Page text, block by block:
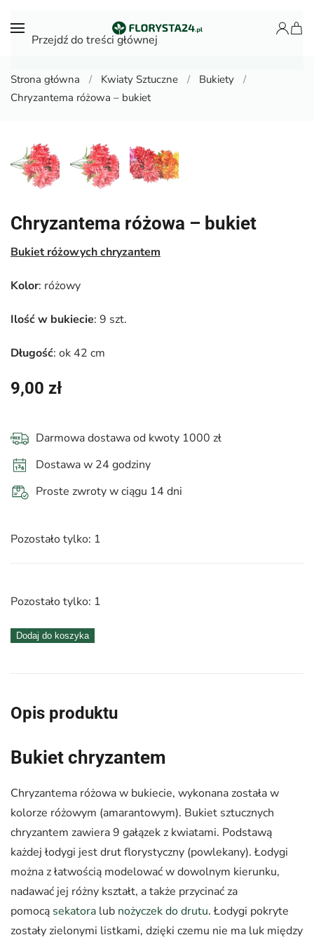
Przejdź do treści głównej
Strona główna Kwiaty Sztuczne
Bukiety
Chryzantema różowa – bukiet
Chryzantema różowa – bukiet
Bukiet różowych chryzantem
Kolor: różowy
Ilość w bukiecie: 9 szt.
Długość: ok 42 cm
9,00 zł
Darmowa dostawa od kwoty 1000 zł
Dostawa w 24 godziny
Proste zwroty w ciągu 14 dni
Pozostało tylko: 1
Pozostało tylko: 1
ilość
bukiet
Dodaj do koszyka
Opis produktu
Bukiet chryzantem
Chryzantema różowa w bukiecie, wykonana została w
kolorze różowym (amarantowym). Bukiet sztucznych
chryzantem zawiera 9 gałązek z kwiatami. Podstawą
każdej łodygi jest drut florystyczny (powlekany). Łodygi
można z łatwością modelować w dowolnym kierunku,
nadawać jej różny kształt, a także przycinać za
pomocą sekatora lub nożyczek do drutu. Łodygi pokryte
zostały zielonymi listkami, dzięki czemu nie ma luk między